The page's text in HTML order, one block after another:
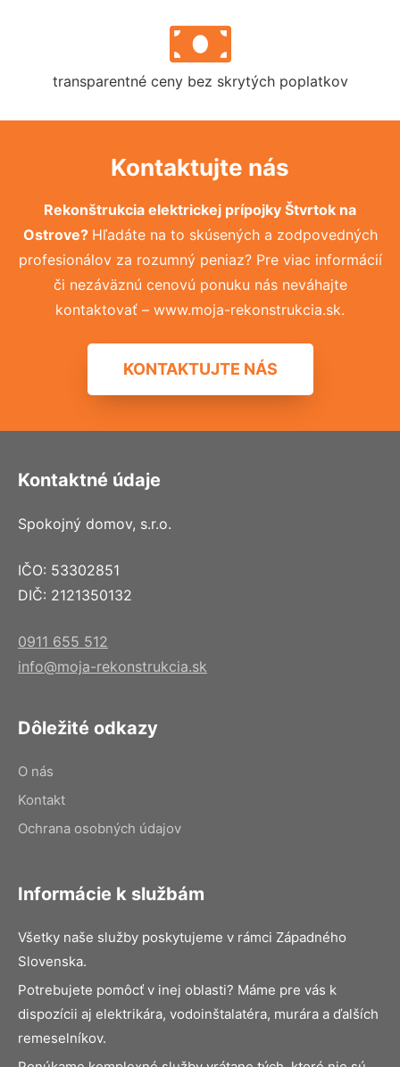
transparentné ceny bez skrytých poplatkov
Kontaktujte nás
Rekonštrukcia elektrickej prípojky Štvrtok na
Ostrove? Hľadáte na to skúsených a zodpovedných
profesionálov za rozumný peniaz? Pre viac informácií
či nezáväznú cenovú ponuku nás neváhajte
kontaktovať – www.moja-rekonstrukcia.sk.
KONTAKTUJTE NÁS
Kontaktné údaje
Spokojný domov, s.r.o.
IČO: 53302851
DIČ: 2121350132
0911 655 512
info@moja-rekonstrukcia.sk
Dôležité odkazy
O nás
Kontakt
Ochrana osobných údajov
Informácie k službám
Všetky naše služby poskytujeme v rámci Západného
Slovenska.
Potrebujete pomôcť v inej oblasti? Máme pre vás k
dispozícii aj elektrikára, vodoinštalatéra, murára a ďalších
remeselníkov.